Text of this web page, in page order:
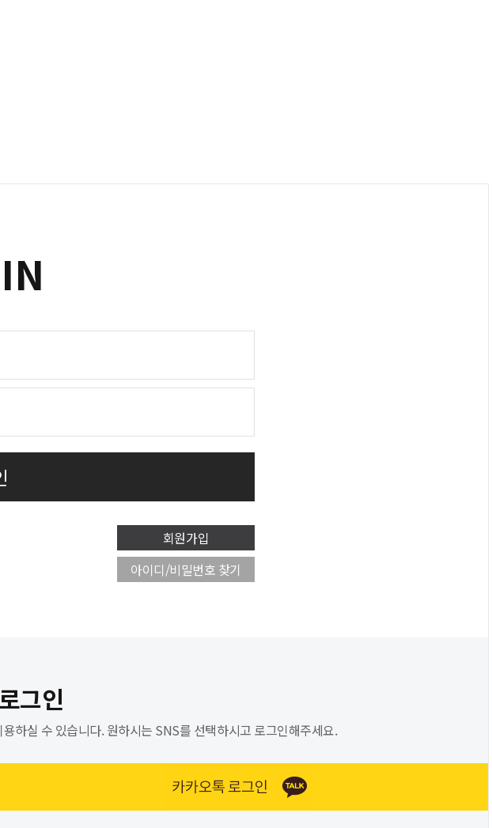
회원가입
아이디/비밀번호 찾기
그인
하실 수 있습니다. 원하시는 SNS를 선택하시고 로그인해주세요.